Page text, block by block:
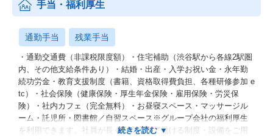
手当・福利厚生
通勤手当 残業手当
・通勤交通費（非課税限度額）・住宅補助（渋谷駅から各線2駅圏
内、その他支給条件あり）・結婚・出産・入学お祝い金・永年勤
続功労金・教育支援制度（書籍、資格取得費負担、各種研修参加 e
tc）・社会保険（健康保険・厚生年金保険・雇用保険・労災保
険）・社内カフェ（完全無料）・お昼寝スペース・マッサージル
ーム・託児所・図書館／自習スペース※グループ会社の福利厚生
を利用できます。社員が長く、安心して働ける制度・設備をご用